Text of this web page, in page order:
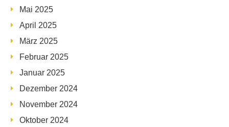
Mai 2025
April 2025
März 2025
Februar 2025
Januar 2025
Dezember 2024
November 2024
Oktober 2024